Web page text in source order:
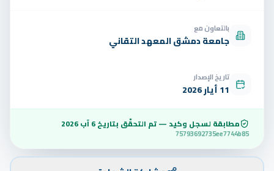
بالتعاون مع
جامعة دمشق المعهد التقاني
تاريخ الإصدار
11 أيار 2026
مطابقة لسجل وكيد — تم التحقّق بتاريخ6 آب 2026
75793692735ee7744b85